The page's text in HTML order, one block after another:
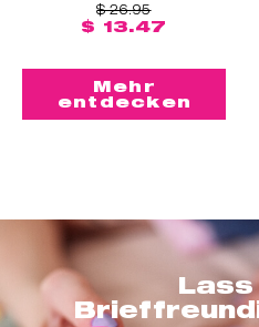
$ 26.95
$ 13.47
Mehr
entdecken
Lass